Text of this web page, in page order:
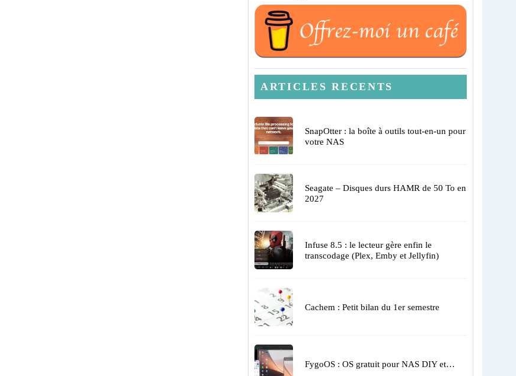
ARTICLES RECENTS
SnapOtter : la boîte à outils tout-en-un pour
votre NAS
Seagate – Disques durs HAMR de 50 To en
2027
Infuse 8.5 : le lecteur gère enfin le
transcodage (Plex, Emby et Jellyfin)
Cachem : Petit bilan du 1er semestre
FygoOS : OS gratuit pour NAS DIY et…